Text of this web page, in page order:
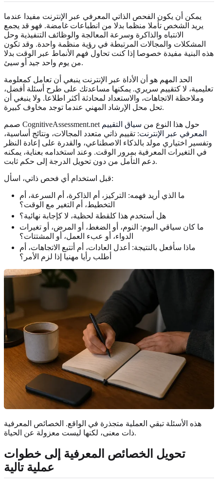
يمكن أن يكون الفحص الذاتي المعرفي عبر الإنترنت مفيدا عندما
يريد الشخص تأملا منظما بدلا من انطباعات غامضة. فهو قد يجمع
الانتباه والذاكرة وسرعة المعالجة والوظائف التنفيذية وحل
المشكلات والمجالات المرتبطة في رؤية منظمة واحدة. وقد تكون
هذه البنية مفيدة خصوصا إذا كنت تحاول فهم الأنماط عبر الوقت بدلا
من يوم واحد جيد أو سيئ.
الحد المهم هو أن الأداة عبر الإنترنت ينبغي أن تعامل كمعلومة
تعليمية، لا كتقييم سريري. يمكنها مساعدتك على طرح أسئلة أفضل،
وملاحظة الاتجاهات، والاستعداد لمحادثة أكثر اطلاعا. ولا ينبغي أن
تحل محل الإرشاد المهني عندما توجد مخاوف كبيرة.
صمم CognitiveAssessment.net حول هذا النوع من سياق التقييم
المعرفي عبر الإنترنت: تقييم ذاتي متعدد المجالات، ونتائج أساسية،
وتفسير اختياري مولد بالذكاء الاصطناعي، والقدرة على إعادة النظر
في التغيرات المعرفية بمرور الوقت. وعند استخدامه بعناية، يمكنه
دعم التأمل من دون تحويل الدرجة إلى حكم ثابت.
قبل استخدام أي فحص ذاتي، اسأل:
ما الذي أريد فهمه: التركيز، أم الذاكرة، أم السرعة، أم
التخطيط، أم التغير مع الوقت؟
هل أستخدم هذا كلقطة لحظية، لا كإجابة نهائية؟
ما كان سياقي اليوم: النوم، أو الضغط، أو المرض، أو تغيرات
الدواء، أو عبء العمل، أو المشتتات؟
ماذا سأفعل بالنتيجة: أعدل العادات، أم أتتبع الاتجاهات، أم
أطلب رأيا مهنيا إذا لزم الأمر؟
هذه الأسئلة تبقي العملية متجذرة في الواقع. الخصائص المعرفية
ذات معنى، لكنها ليست معزولة عن الحياة.
تحويل الخصائص المعرفية إلى خطوات
عملية تالية